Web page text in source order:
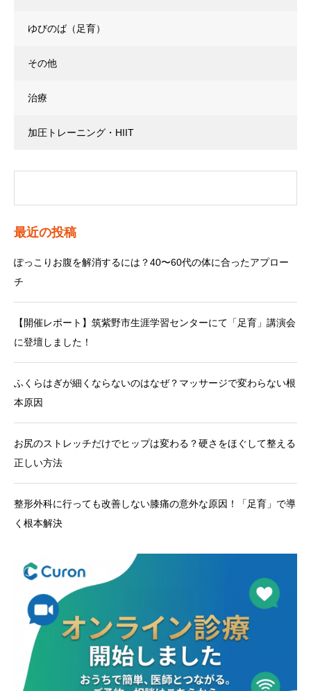
ゆびのば（足育）
その他
治療
加圧トレーニング・HIIT
最近の投稿
ぽっこりお腹を解消するには？40〜60代の体に合ったアプロー
チ
【開催レポート】筑紫野市生涯学習センターにて「足育」講演会
に登壇しました！
ふくらはぎが細くならないのはなぜ？マッサージで変わらない根
本原因
お尻のストレッチだけでヒップは変わる？硬さをほぐして整える
正しい方法
整形外科に行っても改善しない膝痛の意外な原因！「足育」で導
く根本解決